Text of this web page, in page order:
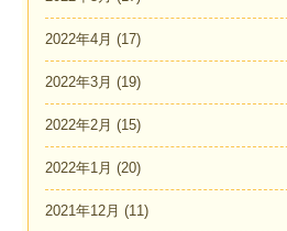
2022年4月 (17)
2022年3月 (19)
2022年2月 (15)
2022年1月 (20)
2021年12月 (11)